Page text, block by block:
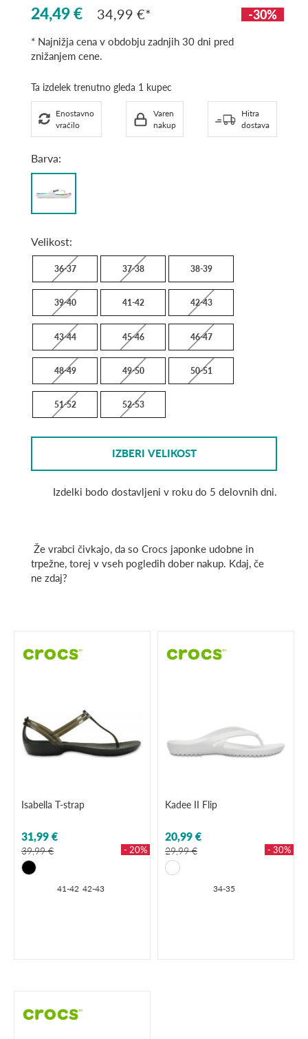
24,49 € 34,99 € -30%
* Najnižja cena v obdobju zadnjih 30 dni pred
znižanjem cene.
Ta izdelek trenutno gleda 1 kupec
Enostavno
vračilo
Varen
nakup
Hitra
dostava
Barva:
white/multi
Velikost:
36-37 37-38 38-39
39-40 41-42 42-43
43-44 45-46 46-47
48-49 49-50 50-51
51-52 52-53
IZBERI VELIKOST
Izdelki bodo dostavljeni v roku do 5 delovnih dni.
Že vrabci čivkajo, da so Crocs japonke udobne in
trpežne, torej v vseh pogledih dober nakup. Kdaj, če
ne zdaj?
Isabella T-strap
31,99 €
39,99 € - 20%
41-42 42-43
Kadee II Flip
20,99 €
29,99 € - 30%
34-35